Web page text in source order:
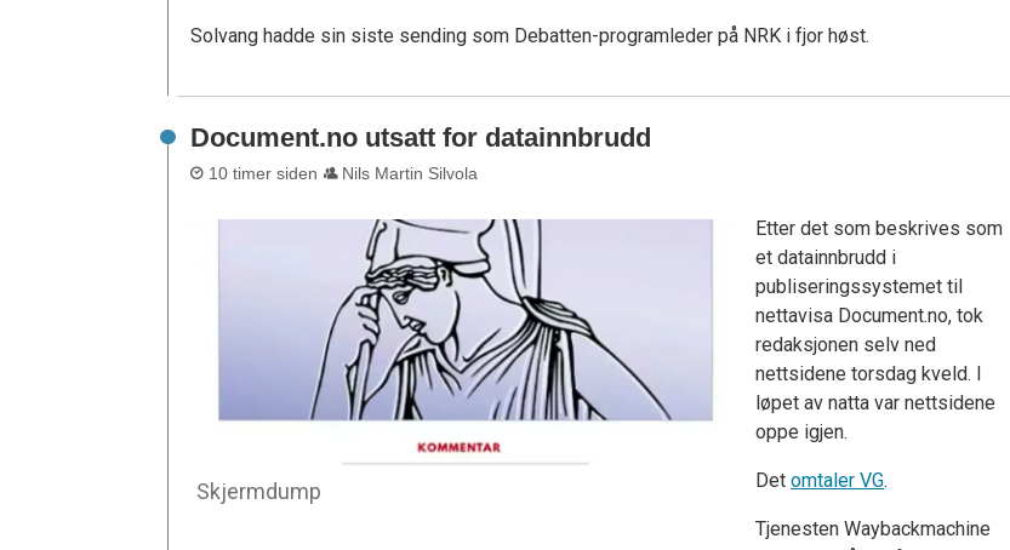
Solvang hadde sin siste sending som Debatten-programleder på NRK i fjor høst.
Document.no utsatt for datainnbrudd
10 timer siden Nils Martin Silvola
Skjermdump
Etter det som beskrives som
et datainnbrudd i
publiseringssystemet til
nettavisa Document.no, tok
redaksjonen selv ned
nettsidene torsdag kveld. I
løpet av natta var nettsidene
oppe igjen.
Detomtaler VG.
Tjenesten Waybackmachine